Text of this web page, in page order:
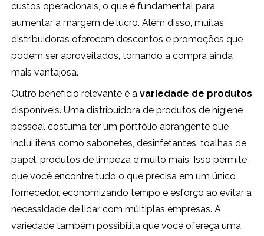
custos operacionais, o que é fundamental para
aumentar a margem de lucro. Além disso, muitas
distribuidoras oferecem descontos e promoções que
podem ser aproveitados, tornando a compra ainda
mais vantajosa.
Outro benefício relevante é avariedade de produtos
disponíveis. Uma distribuidora de produtos de higiene
pessoal costuma ter um portfólio abrangente que
inclui itens como sabonetes, desinfetantes, toalhas de
papel, produtos de limpeza e muito mais. Isso permite
que você encontre tudo o que precisa em um único
fornecedor, economizando tempo e esforço ao evitar a
necessidade de lidar com múltiplas empresas. A
variedade também possibilita que você ofereça uma